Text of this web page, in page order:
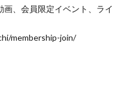
、会員限定イベント、ライ
membership-join/